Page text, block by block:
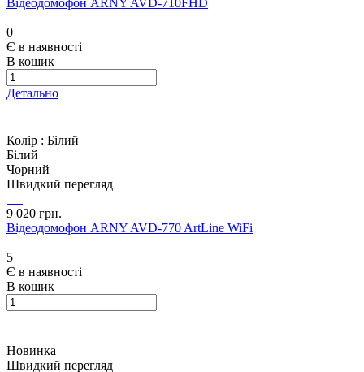
Відеодомофон ARNY AVD-710FHD
0
Є в наявності
В кошик
Детально
Колір : Білий
Білий
Чорний
Швидкий перегляд
9 020 грн.
Відеодомофон ARNY AVD-770 ArtLine WiFi
5
Є в наявності
В кошик
Новинка
Швидкий перегляд